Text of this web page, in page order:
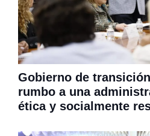
Gobierno de
rumbo a una
ética y socialmente